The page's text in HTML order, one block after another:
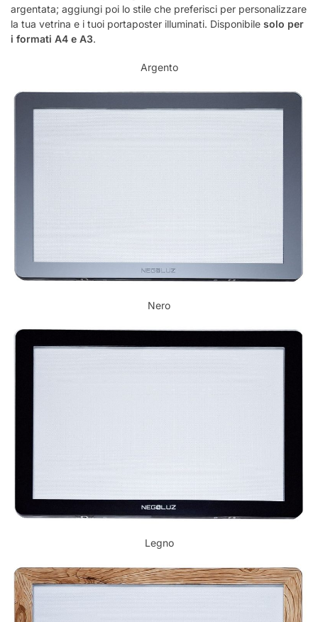
argentata; aggiungi poi lo stile che preferisci per personalizzare
la tua vetrina e i tuoi portaposter illuminati. Disponibile solo per
i formati A4 e A3.
Argento
Nero
Legno